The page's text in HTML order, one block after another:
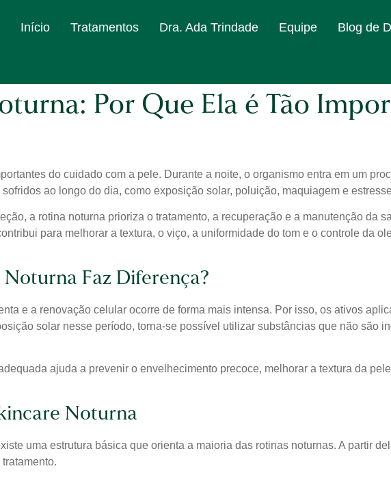
Início Tratamentos Dra. Ada Trindade Equipe Blog de
Por Que Ela é Tão
do cuidado com a pele. Durante a noite, o organismo entra em um
ao longo do dia, como exposição solar, poluição, maquiagem e
a rotina noturna prioriza o tratamento, a recuperação e a manutenção da
para melhorar a textura, o viço, a uniformidade do tom e o controle da
Faz Diferença?
e a renovação celular ocorre de forma mais intensa. Por isso, os ativos
solar nesse período, torna-se possível utilizar substâncias que não são
ajuda a prevenir o envelhecimento precoce, melhorar a textura da
Noturna
uma estrutura básica que orienta a maioria das rotinas noturnas. A partir